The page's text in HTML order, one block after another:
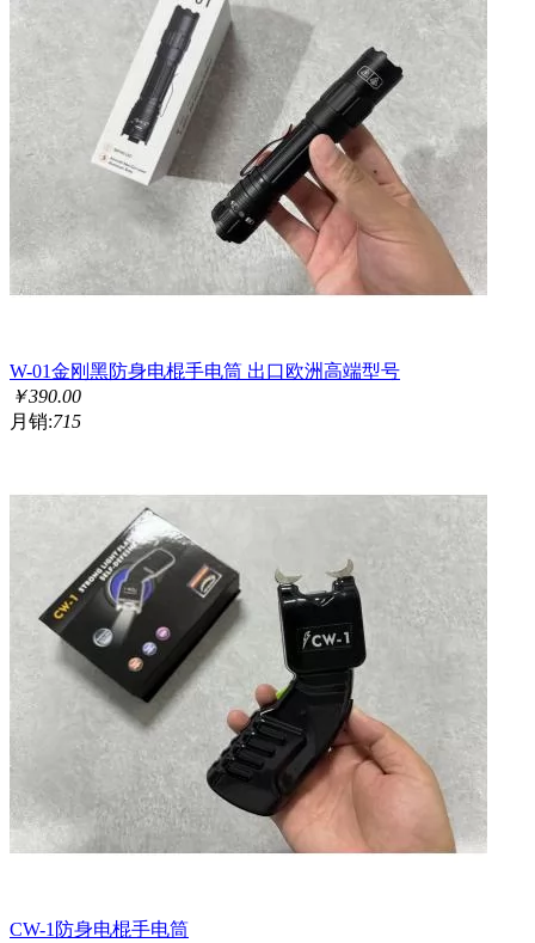
W-01金刚黑防身电棍手电筒 出口欧洲高端型号
￥390.00
月销:715
CW-1防身电棍手电筒